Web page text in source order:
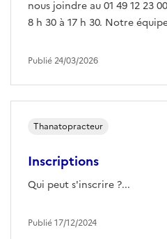
nous joindre au 01 49 12 23
8 h 30 à 17 h 30. Notre
Publié 24/03/2026
Inscriptions
Qui peut s'inscrire ?...
Thanatopracteur
Publié 17/12/2024